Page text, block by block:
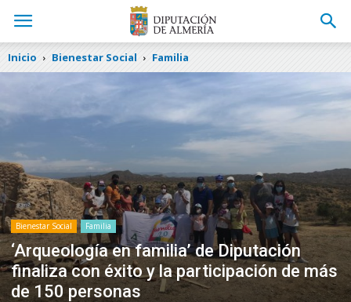
Inicio Bienestar Social Familia
Bienestar Social Familia
‘Arqueología en familia’ de Diputación
finaliza con éxito y la participación de más
de 150 personas